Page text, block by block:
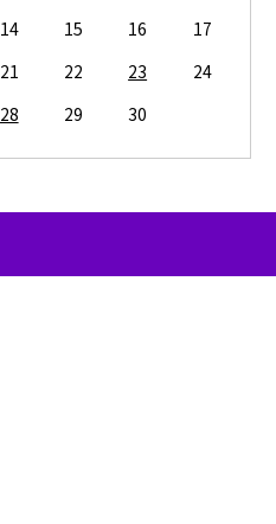
14 15 16
17
21 22 23
24
28 29 30